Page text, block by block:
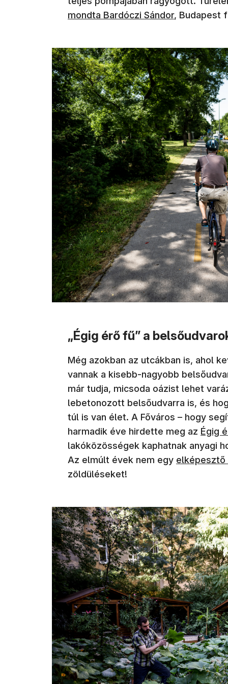
mondta Bardóczi Sándor, Budapest
„Égig érő fű” a
Még azokban az utcákban is, ahol
vannak a kisebb-nagyobb
már tudja, micsoda oázist lehet
lebetonozott belsőudvarra is, és
túl is van élet. A Főváros – hogy
harmadik éve hirdette meg az Égig
lakóközösségek kaphatnak anyagi
Az elmúlt évek nem egy elképesztő
zöldüléseket!